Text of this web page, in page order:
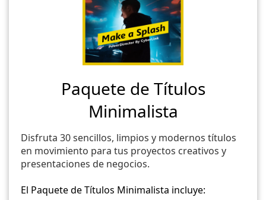
Paquete de Títulos
Minimalista
Disfruta 30 sencillos, limpios y modernos títulos
en movimiento para tus proyectos creativos y
presentaciones de negocios.
El Paquete de Títulos Minimalista incluye: